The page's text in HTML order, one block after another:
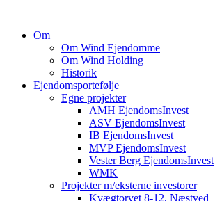
Om
Om Wind Ejendomme
Om Wind Holding
Historik
Ejendomsportefølje
Egne projekter
AMH EjendomsInvest
ASV EjendomsInvest
IB EjendomsInvest
MVP EjendomsInvest
Vester Berg EjendomsInvest
WMK
Projekter m/eksterne investorer
Kvægtorvet 8-12, Næstved